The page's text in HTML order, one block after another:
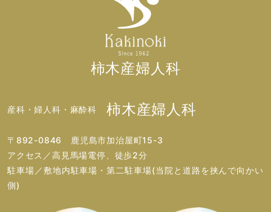
柿木産婦人科
産科・婦人科・麻酔科 柿木産婦人科
〒892-0846 鹿児島市加治屋町15-3
アクセス／高見馬場電停、徒歩2分
駐車場／敷地内駐車場・第二駐車場(当院と道路を挟んで向かい
側)